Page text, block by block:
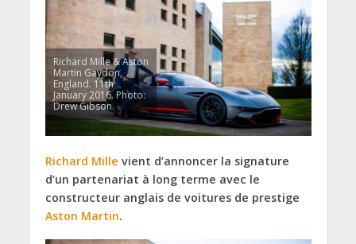
Richard Mille & Aston
Martin Gaydon,
England. 11th
January 2016. Photo:
Drew Gibson.
Richard Mille vient d’annoncer la signature
d’un partenariat à long terme avec le
constructeur anglais de voitures de prestige
Aston Martin.